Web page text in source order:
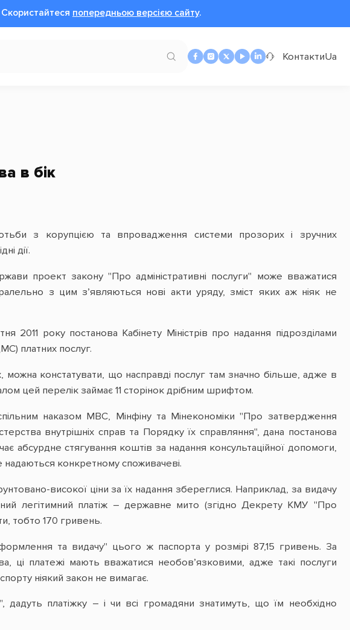
Cкористайтеся попередньою версією сайту.
КонтактиUa
в бік
з корупцією та впровадження системи прозорих і зручних
дії.
проект закону "Про адміністративні послуги" може вважатися
з цим з’являються нові акти уряду, зміст яких аж ніяк не
року постанова Кабінету Міністрів про надання підрозділами
платних послуг.
можна констатувати, що насправді послуг там значно більше, адже в
цей перелік займає 11 сторінок дрібним шрифтом.
наказом МВС, Мінфіну та Мінекономіки "Про затвердження
внутрішніх справ та Порядку їх справляння", дана постанова
абсурдне стягування коштів за надання консультаційної допомоги,
надаються конкретному споживачеві.
високої ціни за їх надання збереглися. Наприклад, за видачу
легітимний платіж – державне мито (згідно Декрету КМУ "Про
тобто 170 гривень.
та видачу" цього ж паспорта у розмірі 87,15 гривень. За
ці платежі мають вважатися необов’язковими, адже такі послуги
ніякий закон не вимагає.
дадуть платіжку – і чи всі громадяни знатимуть, що їм необхідно